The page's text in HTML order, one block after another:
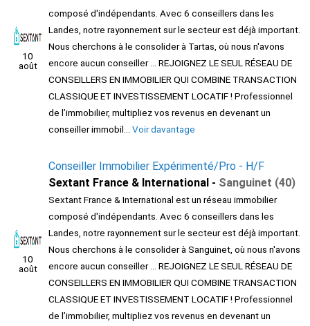
10
août
composé d'indépendants. Avec 6 conseillers dans les
Landes, notre rayonnement sur le secteur est déjà important.
Nous cherchons à le consolider à Tartas, où nous n'avons
encore aucun conseiller ... REJOIGNEZ LE SEUL RÉSEAU DE
CONSEILLERS EN IMMOBILIER QUI COMBINE TRANSACTION
CLASSIQUE ET INVESTISSEMENT LOCATIF ! Professionnel
de l’immobilier, multipliez vos revenus en devenant un
conseiller immobil... Voir davantage
10
août
Conseiller Immobilier Expérimenté/Pro - H/F
Sextant France & International - Sanguinet (40)
Sextant France & International est un réseau immobilier
composé d'indépendants. Avec 6 conseillers dans les
Landes, notre rayonnement sur le secteur est déjà important.
Nous cherchons à le consolider à Sanguinet, où nous n'avons
encore aucun conseiller ... REJOIGNEZ LE SEUL RÉSEAU DE
CONSEILLERS EN IMMOBILIER QUI COMBINE TRANSACTION
CLASSIQUE ET INVESTISSEMENT LOCATIF ! Professionnel
de l’immobilier, multipliez vos revenus en devenant un